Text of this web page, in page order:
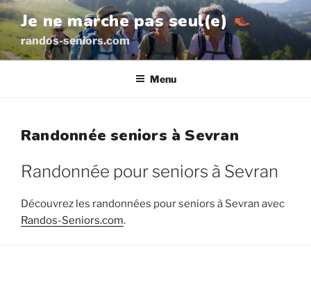
Aller
au
contenu
principal
Je ne marche pas seul(e)
randos-seniors.com
Menu
Randonnée seniors à Sevran
Randonnée pour seniors à Sevran
Découvrez les randonnées pour seniors à Sevran avec
Randos-Seniors.com.